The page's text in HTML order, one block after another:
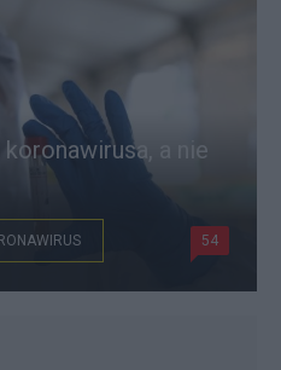
a nie
54